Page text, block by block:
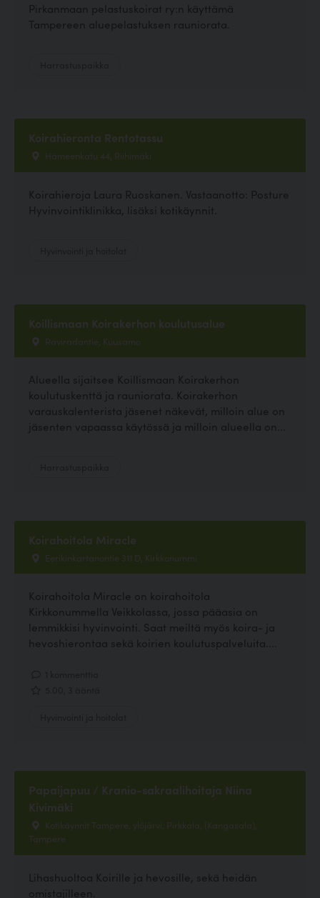
Pirkanmaan pelastuskoirat ry:n käyttämä
Tampereen aluepelastuksen rauniorata.
Koirahieronta Rentotassu
Hämeenkatu 44, Riihimäki
Koirahieroja Laura Ruoskanen. Vastaanotto: Posture
Hyvinvointiklinikka, lisäksi kotikäynnit.
Koillismaan Koirakerhon koulutusalue
Raviradantie, Kuusamo
Alueella sijaitsee Koillismaan Koirakerhon
koulutuskenttä ja rauniorata. Koirakerhon
varauskalenterista jäsenet näkevät, milloin alue on
jäsenten vapaassa käytössä ja milloin alueella on...
Koirahoitola Miracle
Eerikinkartanontie 311 D, Kirkkonummi
Koirahoitola Miracle on koirahoitola
Kirkkonummella Veikkolassa, jossa pääasia on
lemmikkisi hyvinvointi. Saat meiltä myös koira- ja
hevoshierontaa sekä koirien koulutuspalveluita....
Papaijapuu / Kranio-sakraalihoitaja Niina
Kivimäki
Kotikäynnit Tampere, ylöjärvi, Pirkkala, (Kangasala),
Tampere
Lihashuoltoa Koirille ja hevosille, sekä heidän
omistajilleen.